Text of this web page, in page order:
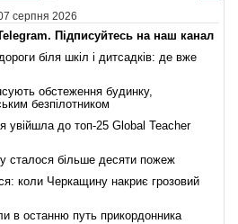
серпня 2026
Підписуйтесь на наш канал
біля шкіл і дитсадків: де вже
обстеження будинку,
безпілотником
увійшла до топ-25 Global Teacher
сталося більше десяти пожеж
коли Черкащину накриє грозовий
в останню путь прикордонника